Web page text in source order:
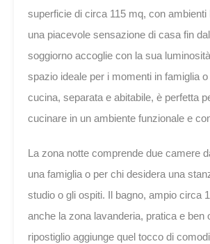
superficie di circa 115 mq, con ambienti
una piacevole sensazione di casa fin
soggiorno accoglie con la sua
spazio ideale per i momenti in famiglia
cucina, separata e abitabile, è perfetta
cucinare in un ambiente funzionale e
La zona notte comprende due camere
una famiglia o per chi desidera una
studio o gli ospiti. Il bagno, ampio circa
anche la zona lavanderia, pratica e ben
ripostiglio aggiunge quel tocco di